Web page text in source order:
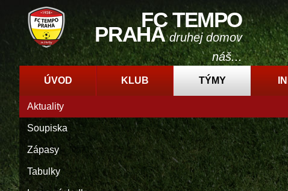
FC TEMPO
PRAHAdruhej domov
náš...
ÚVOD KLUB TÝMY
Aktuality
Soupiska
Zápasy
Tabulky